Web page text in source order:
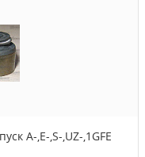
A-,E-,S-,UZ-,1GFE